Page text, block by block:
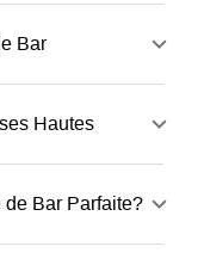
Bar
Hautes
Bar Parfaite?